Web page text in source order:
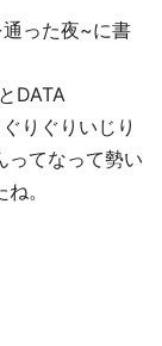
った夜~に書
DATA
りぐりいじり
ってなって勢い
。